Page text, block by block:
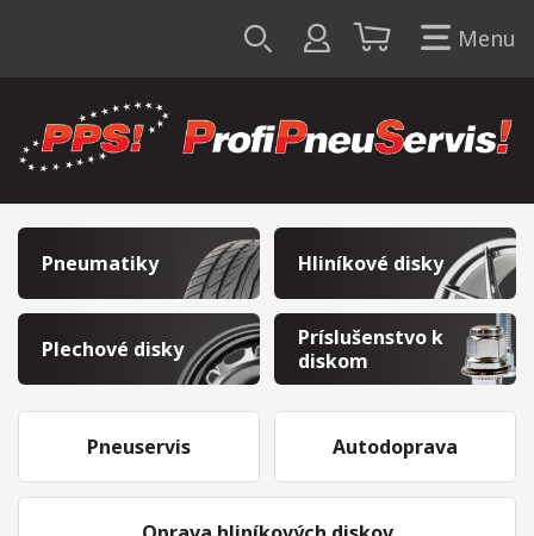
Menu
Pneumatiky Hliníkové disky
Plechové disky
Príslušenstvo k
diskom
Pneuservis Autodoprava